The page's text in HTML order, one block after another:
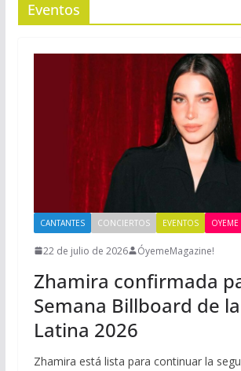
Eventos
CANTANTES CONCIERTOS EVENTOS
22 de julio de 2026 ÓyemeMagazine!
Zhamira confirmada
Semana Billboard de
Latina 2026
Zhamira está lista para continuar la